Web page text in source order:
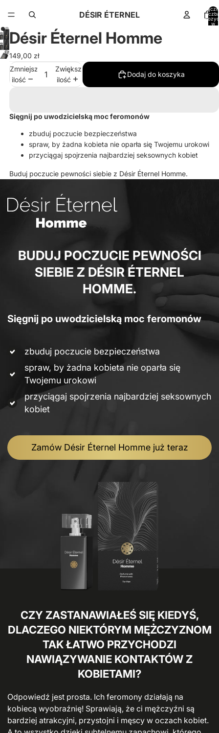
DÉSIR ÉTERNEL
w
Désir Éternel Homme
149,00 zł
Zmniejsz
ilość
Zwiększ
ilość
Dodaj do koszyka
Sięgnij po uwodzicielską moc feromonów
zbuduj poczucie bezpieczeństwa
spraw, by żadna kobieta nie oparła się Twojemu urokowi
przyciągaj spojrzenia najbardziej seksownych kobiet
Buduj poczucie pewności siebie z Désir Éternel Homme.
BUDUJ POCZUCIE PEWNOŚCI
SIEBIE Z DÉSIR ÉTERNEL
HOMME.
Sięgnij po uwodzicielską moc feromonów
zbuduj poczucie bezpieczeństwa
spraw, by żadna kobieta nie oparła się
Twojemu urokowi
przyciągaj spojrzenia najbardziej seksownych
kobiet
Zamów Désir Éternel Homme już teraz
CZY ZASTANAWIAŁEŚ SIĘ KIEDYŚ,
DLACZEGO NIEKTÓRYM MĘŻCZYZNOM
TAK ŁATWO PRZYCHODZI
NAWIĄZYWANIE KONTAKTÓW Z
KOBIETAMI?
Odpowiedź jest prosta. Ich feromony działają na
kobiecą wyobraźnię! Sprawiają, że ci mężczyźni są
bardziej atrakcyjni, przystojni i męscy w oczach kobiet.